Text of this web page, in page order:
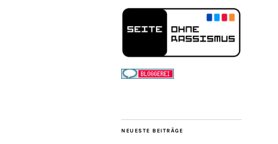
NEUESTE BEITRÄGE